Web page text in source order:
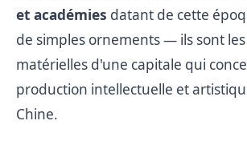
et académies datant de cette
de simples ornements — ils sont
matérielles d'une capitale qui
production intellectuelle et
Chine.